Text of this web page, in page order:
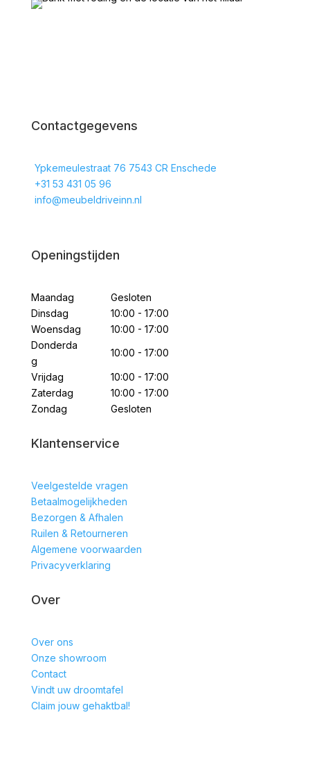
Contactgegevens
Ypkemeulestraat 76 7543 CR Enschede
+31 53 431 05 96
info@meubeldriveinn.nl
Openingstijden
Maandag
Gesloten
Dinsdag
10:00 - 17:00
Woensdag
10:00 - 17:00
Donderda
g
10:00 - 17:00
Vrijdag
10:00 - 17:00
Zaterdag
10:00 - 17:00
Zondag
Gesloten
Klantenservice
Veelgestelde vragen
Betaalmogelijkheden
Bezorgen & Afhalen
Ruilen & Retourneren
Algemene voorwaarden
Privacyverklaring
Over
Over ons
Onze showroom
Contact
Vindt uw droomtafel
Claim jouw gehaktbal!